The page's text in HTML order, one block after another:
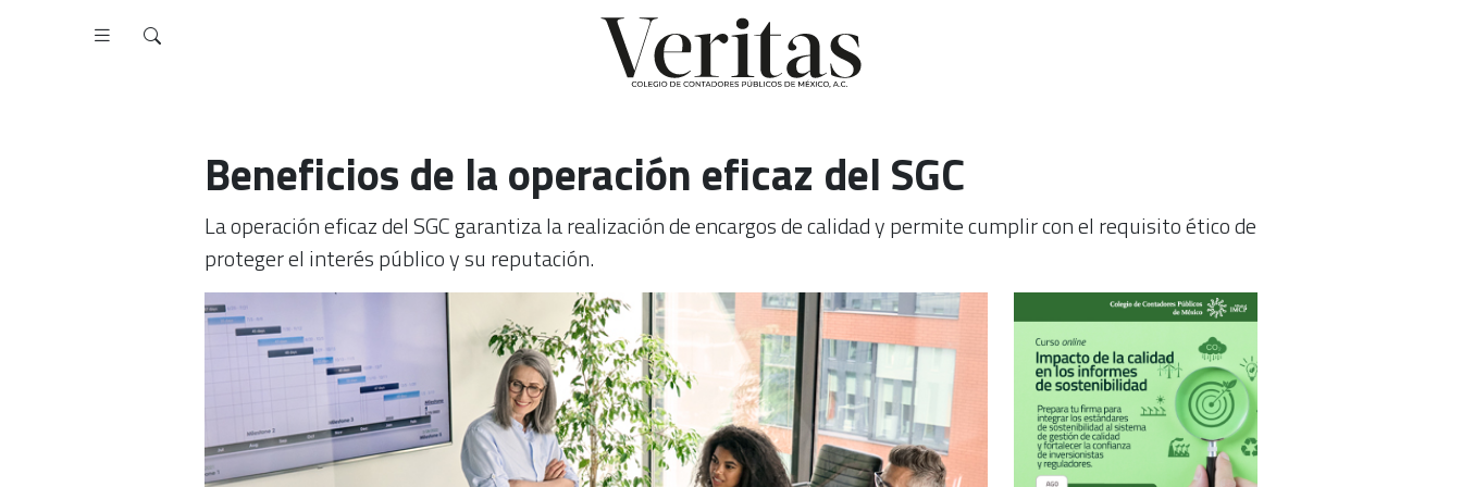
Beneficios de la operación eficaz del SGC
La operación eficaz del SGC garantiza la realización de encargos de calidad y permite cumplir con el requisito ético de
proteger el interés público y su reputación.